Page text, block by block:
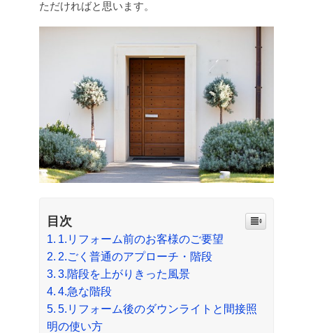
ただければと思います。
目次
1.リフォーム前のお客様のご要望
2.ごく普通のアプローチ・階段
3.階段を上がりきった風景
4.急な階段
5.リフォーム後のダウンライトと間接照
明の使い方